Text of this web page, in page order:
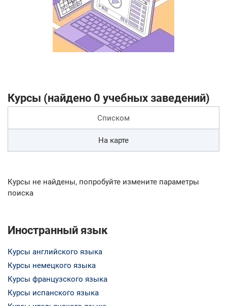
Курсы (найдено 0 учебных заведений)
Списком
На карте
Курсы не найдены, попробуйте измените параметры
поиска
Иностранный язык
Курсы английского языка
Курсы немецкого языка
Курсы французского языка
Курсы испанского языка